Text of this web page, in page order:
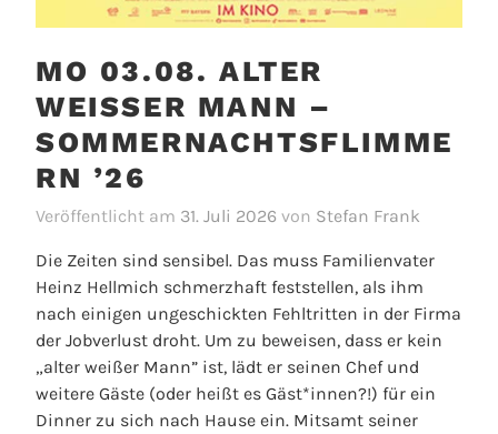
MO 03.08. ALTER
WEISSER MANN – S
OMMERNACHTSFLIMMER
N ’26
Veröffentlicht am 31. Juli 2026 von Stefan Frank
Die Zeiten sind sensibel. Das muss Familienvater
Heinz Hellmich schmerzhaft feststellen, als ihm
nach einigen ungeschickten Fehltritten in der Firma
der Jobverlust droht. Um zu beweisen, dass er kein
„alter weißer Mann” ist, lädt er seinen Chef und
weitere Gäste (oder heißt es Gäst*innen?!) für ein
Dinner zu sich nach Hause ein. Mitsamt seiner